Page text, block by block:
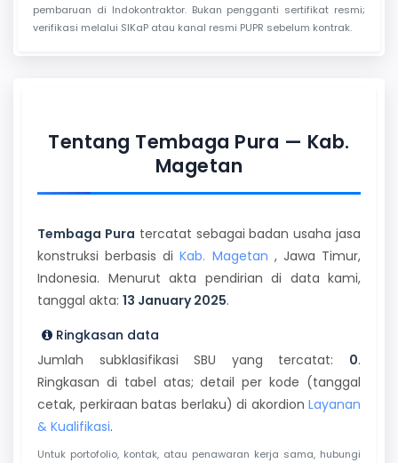
pembaruan di Indokontraktor. Bukan pengganti sertifikat resmi;
verifikasi melalui SIKaP atau kanal resmi PUPR sebelum kontrak.
Tentang Tembaga Pura — Kab.
Magetan
Tembaga Pura tercatat sebagai badan usaha jasa
konstruksi berbasis diKab. Magetan , Jawa Timur,
Indonesia. Menurut akta pendirian di data kami,
tanggal akta: 13 January 2025.
Ringkasan data
Jumlah subklasifikasi SBU yang tercatat: 0.
Ringkasan di tabel atas; detail per kode (tanggal
cetak, perkiraan batas berlaku) di akordion Layanan
& Kualifikasi.
Untuk portofolio, kontak, atau penawaran kerja sama, hubungi